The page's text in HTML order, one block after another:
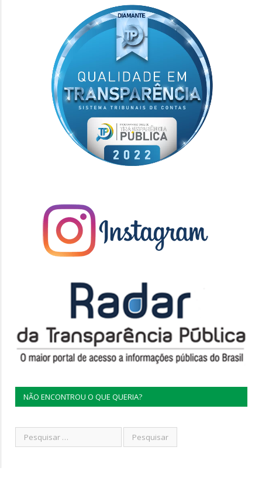
NÃO ENCONTROU O QUE QUERIA?